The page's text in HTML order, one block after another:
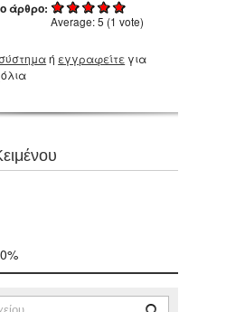
άρθρο:
Average:5 (1 vote)
ή εγγραφείτε για